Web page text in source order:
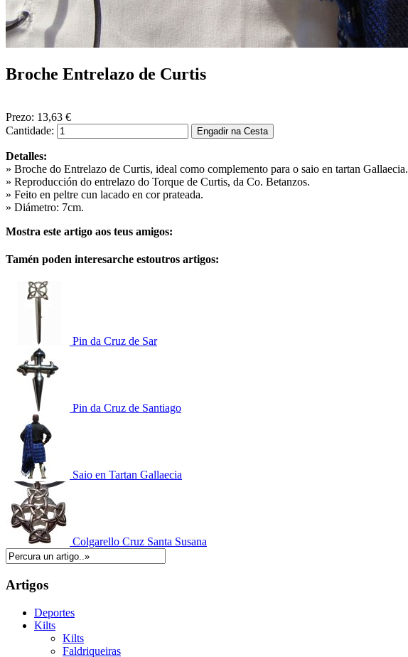
Broche Entrelazo de Curtis
Prezo: 13,63 €
Cantidade:
Detalles:
» Broche do Entrelazo de Curtis, ideal como complemento para o saio en tartan Gallaecia.
» Reproducción do entrelazo do Torque de Curtis, da Co. Betanzos.
» Feito en peltre cun lacado en cor prateada.
» Diámetro: 7cm.
Mostra este artigo aos teus amigos:
Tamén poden interesarche estoutros artigos:
Pin da Cruz de Sar
Pin da Cruz de Santiago
Saio en Tartan Gallaecia
Colgarello Cruz Santa Susana
Artigos
Deportes
Kilts
Kilts
Faldriqueiras